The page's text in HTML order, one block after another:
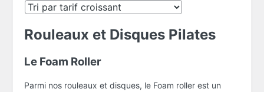
prix
Rouleaux et Disques Pilates
Le Foam Roller
Parmi nos rouleaux et disques, le Foam roller est un